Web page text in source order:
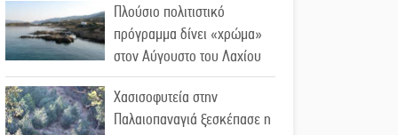
Πλούσιο πολιτιστικό
πρόγραμμα δίνει «χρώμα»
στον Αύγουστο του Λαχίου
Χασισοφυτεία στην
Παλαιοπαναγιά ξεσκέπασε η